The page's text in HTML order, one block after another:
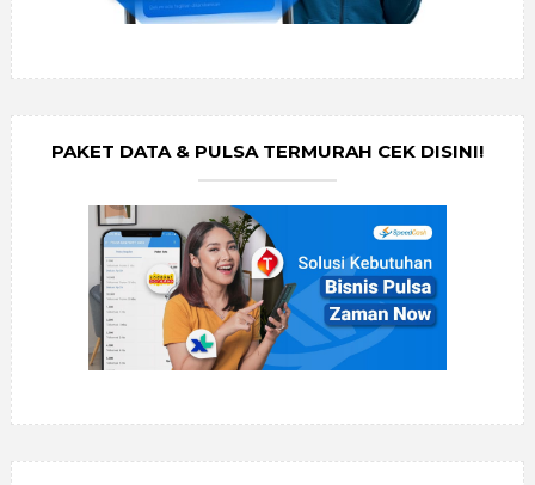
PAKET DATA & PULSA TERMURAH CEK DISINI!